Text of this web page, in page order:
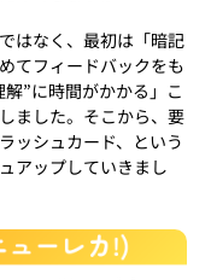
はなく、最初は「暗記
てフィードバックをも
”に時間がかかる」こ
ました。そこから、要
シュカード、という
アップしていきまし